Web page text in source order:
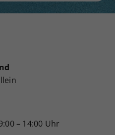
– 14:00 Uhr